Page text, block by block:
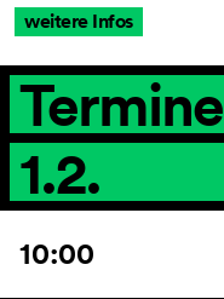
weitere Infos
Termine
1.2.
10:00